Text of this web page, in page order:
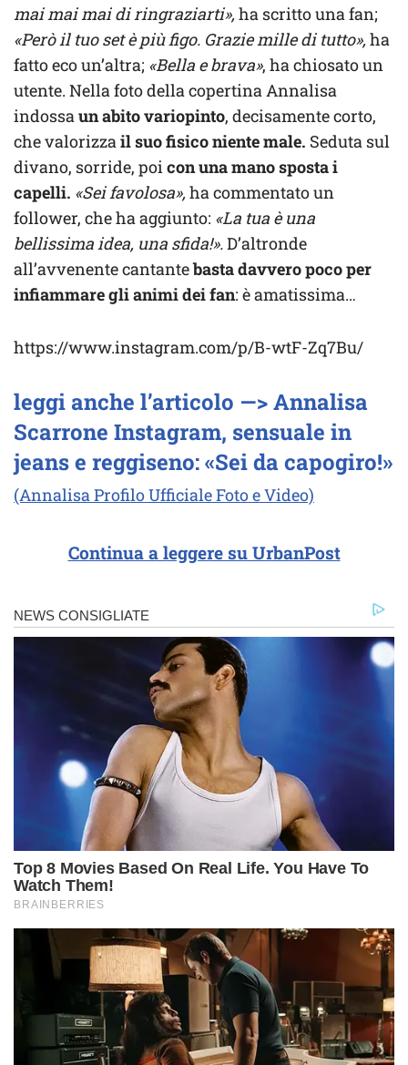
mai mai mai di ringraziarti»,ha scritto una fan;
«Però il tuo set è più figo. Grazie mille di tutto»,ha
fatto eco un’altra; «Bella e brava», ha chiosato un
utente. Nella foto della copertina Annalisa
indossa un abito variopinto, decisamente corto,
che valorizza il suo fisico niente male. Seduta sul
divano, sorride, poi con una mano sposta i
capelli. «Sei favolosa»,ha commentato un
follower, che ha aggiunto: «La tua è una
bellissima idea, una sfida!».D’altronde
all’avvenente cantantebasta davvero poco per
infiammare gli animi dei fan: è amatissima…
https://www.instagram.com/p/B-wtF-Zq7Bu/
leggi anche l’articolo —> Annalisa
Scarrone Instagram, sensuale in
jeans e reggiseno: «Sei da capogiro!»
(Annalisa Profilo Ufficiale Foto e Video)
Continua a leggere su UrbanPost